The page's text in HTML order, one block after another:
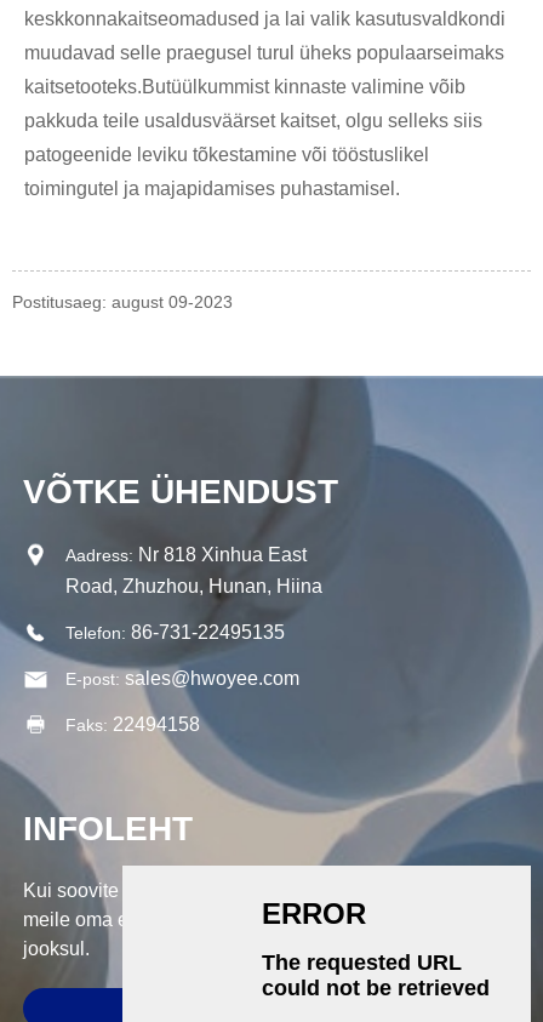
keskkonnakaitseomadused ja lai valik kasutusvaldkondi
muudavad selle praegusel turul üheks populaarseimaks
kaitsetooteks.Butüülkummist kinnaste valimine võib
pakkuda teile usaldusväärset kaitset, olgu selleks siis
patogeenide leviku tõkestamine või tööstuslikel
toimingutel ja majapidamises puhastamisel.
Postitusaeg: august 09-2023
VÕTKE ÜHENDUST
Aadress: Nr 818 Xinhua East
Road, Zhuzhou, Hunan, Hiina
Telefon: 86-731-22495135
E-post: sales@hwoyee.com
Faks: 22494158
INFOLEHT
Kui soovite küsida meie toodete või hinnakirja kohta, jätke
meile oma e-kiri ja me võtame teiega ühendust 24 tunni
jooksul.